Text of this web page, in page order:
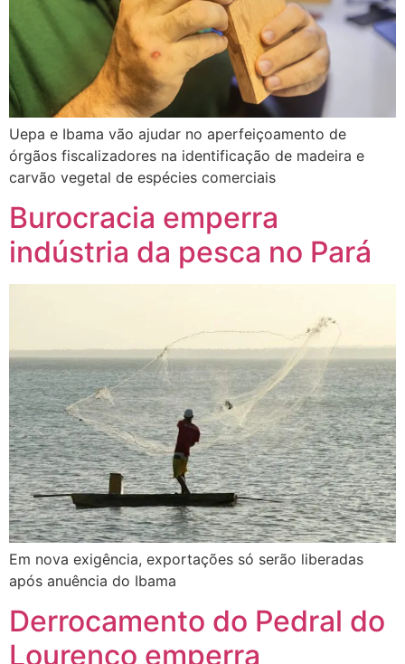
Uepa e Ibama vão ajudar no aperfeiçoamento de
órgãos fiscalizadores na identificação de madeira e
carvão vegetal de espécies comerciais
Burocracia emperra
indústria da pesca no Pará
Em nova exigência, exportações só serão liberadas
após anuência do Ibama
Derrocamento do Pedral do
Lourenço emperra